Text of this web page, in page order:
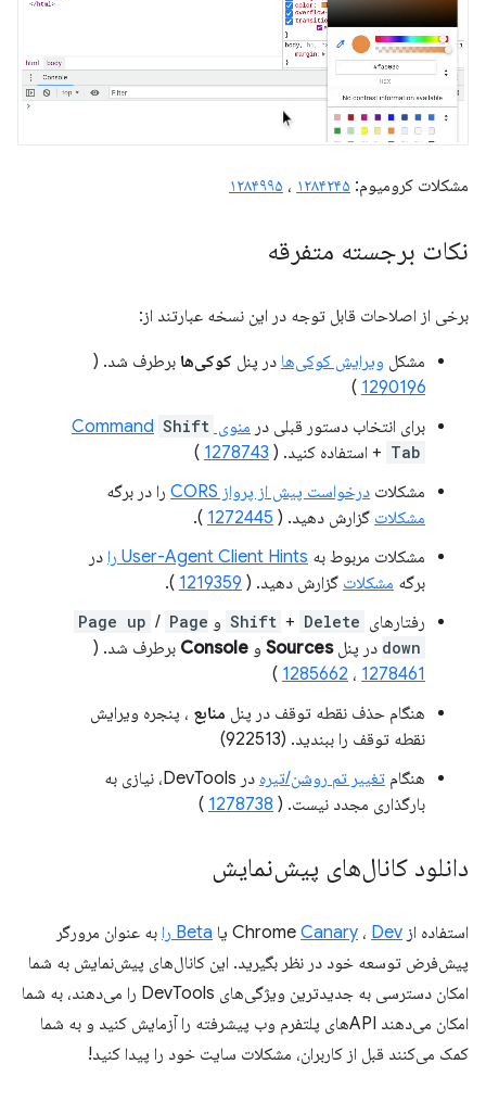
مشکلات کرومیوم: ۱۲۸۴۲۴۵ ، ۱۲۸۴۹۹۵
نکات برجسته متفرقه
برخی از اصلاحات قابل توجه در این نسخه عبارتند از:
مشکل ویرایش کوکی‌ها در پنل کوکی‌ها برطرف شد. (
1290196
)
برای انتخاب دستور قبلی در منوی Command Shift
+ Tab استفاده کنید. ( 1278743
)
مشکلات درخواست پیش از پرواز CORS
را در برگه
مشکلات گزارش دهید. ( 1272445
).
مشکلات مربوط به User-Agent Client Hints را
در
برگه مشکلات گزارش دهید. ( 1219359
).
رفتارهای
Shift + Delete و Page up / Page
down در پنلSources و Console برطرف شد. (
1278461 ، 1285662
)
هنگام حذف نقطه توقف در پنل منابع ، پنجره ویرایش
نقطه توقف را ببندید. (922513)
هنگام تغییر تم روشن/تیره
در DevTools، نیازی به
بارگذاری مجدد نیست. ( 1278738
)
دانلود کانال‌های پیش‌نمایش
استفاده از Chrome Canary ، Dev یا Beta را
به عنوان مرورگر
پیش‌فرض توسعه خود در نظر بگیرید. این کانال‌های پیش‌نمایش به شما
امکان دسترسی به جدیدترین ویژگی‌های DevTools را می‌دهند، به شما
امکان می‌دهند APIهای پلتفرم وب پیشرفته را آزمایش کنید و به شما
کمک می‌کنند قبل از کاربران، مشکلات سایت خود را پیدا کنید!